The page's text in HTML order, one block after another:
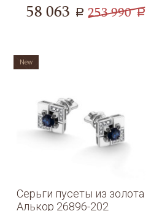
58 063 a 253 990 a
Серьги пусеты из золота
Алькор 26896-202
New